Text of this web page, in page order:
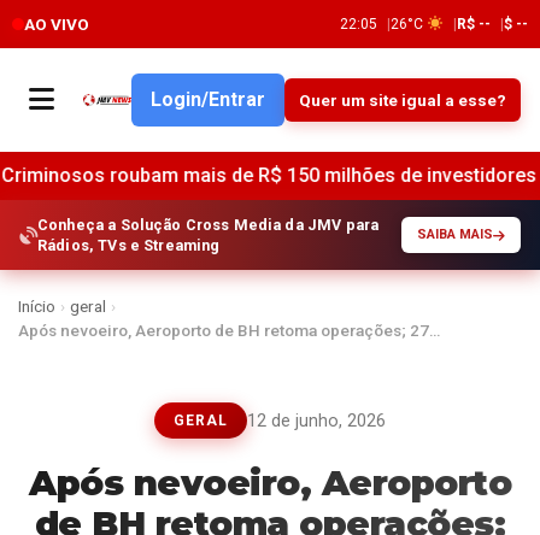
AO VIVO 22:05 26°C R$ -- $ --
Login/Entrar Quer um site igual a esse?
mais de R$ 150 milhões de investidores em
Conheça a Solução Cross Media da JMV para
Rádios, TVs e Streaming
SAIBA MAIS
Início › geral ›
Após nevoeiro, Aeroporto de BH retoma operações; 27…
GERAL 12 de junho, 2026
Após nevoeiro, Aeroporto
de BH retoma operações;